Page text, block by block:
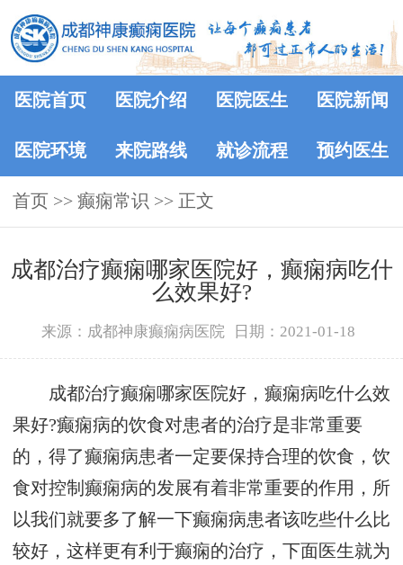
医院首页 医院介绍 医院医生 医院新闻
医院环境 来院路线 就诊流程 预约医生
首页 >> 癫痫常识 >> 正文
成都治疗癫痫哪家医院好，癫痫病吃什
么效果好?
来源：成都神康癫痫病医院 日期：2021-01-18
成都治疗癫痫哪家医院好，癫痫病吃什么效
果好?癫痫病的饮食对患者的治疗是非常重要
的，得了癫痫病患者一定要保持合理的饮食，饮
食对控制癫痫病的发展有着非常重要的作用，所
以我们就要多了解一下癫痫病患者该吃些什么比
较好，这样更有利于癫痫的治疗，下面医生就为